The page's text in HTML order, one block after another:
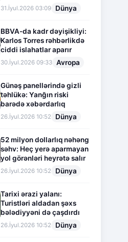
31.İyul.2026 03:09 Dünya
BBVA-da kadr dəyişikliyi:
Karlos Torres rəhbərlikdə
ciddi islahatlar aparır
30.İyul.2026 09:33 Avropa
Günəş panellərində gizli
təhlükə: Yanğın riski
barədə xəbərdarlıq
26.İyul.2026 10:52 Dünya
52 milyon dollarlıq nəhəng
səhv: Heç yerə aparmayan
yol görənləri heyrətə salır
26.İyul.2026 10:52 Dünya
Tarixi ərazi yalanı:
Turistləri aldadan şəxs
bələdiyyəni də çaşdırdı
26.İyul.2026 10:52 Dünya